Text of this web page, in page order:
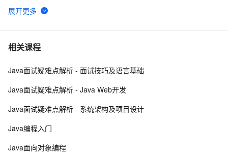
6 【JavaWeb】一文搞懂Java过滤器与拦截器的区别
7 Java编程中容易忽略的细节总结
8 方块人 Java并发——volatile关键字
10java中两种添加监听器的策略
相关课程
Java面试疑难点解析 - 面试技巧及语言基础
Java面试疑难点解析 - Java Web开发
Java面试疑难点解析 - 系统架构及项目设计
Java编程入门
Java面向对象编程